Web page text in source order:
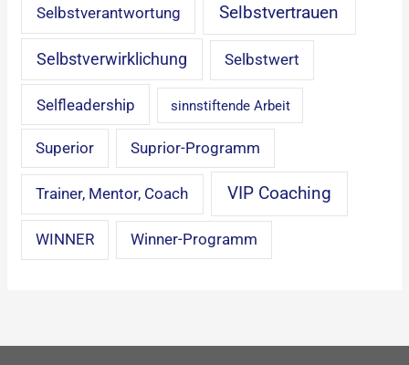
Selbstverantwortung Selbstvertrauen
Selbstverwirklichung Selbstwert
Selfleadership sinnstiftende Arbeit
Superior Suprior-Programm
Trainer, Mentor, Coach VIP Coaching
WINNER Winner-Programm